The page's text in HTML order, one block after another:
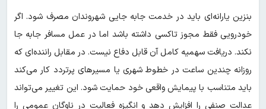
بنزین یارانه‌ای باید در خدمت جابه جایی شهروندان مصرف شود. اگر
خودرویی فقط مجوز تاکسی داشته باشد اما در عمل مسافر جابه جا
نکند. دریافت سهمیه کامل آن قابل دفاع نیست. در مقابل راننده‌ای که
روزانه چندین ساعت در خطوط شهری یا مسیرهای پرتردد کار می‌کند
باید متناسب با پیمایش واقعی خود حمایت شود. این تغییر می‌تواند
عدالت صنفی را افزایش دهد و انگیزه فعالیت در ناوگان عمومی را